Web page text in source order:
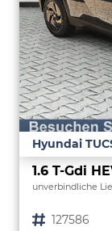
Hyundai
1.6 T-Gdi
unverbindliche
Fahrzeugnr. 127586